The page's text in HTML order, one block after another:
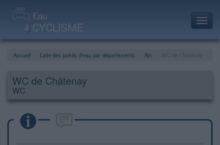
Accueil Liste des points d'eau par départements Ain
WC de Châtenay
WC